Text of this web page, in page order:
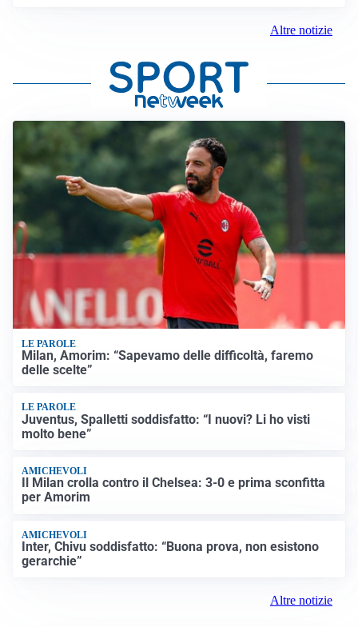
Altre notizie
LE PAROLE
Milan, Amorim: “Sapevamo delle difficoltà, faremo
delle scelte”
LE PAROLE
Juventus, Spalletti soddisfatto: “I nuovi? Li ho visti
molto bene”
AMICHEVOLI
Il Milan crolla contro il Chelsea: 3-0 e prima sconfitta
per Amorim
AMICHEVOLI
Inter, Chivu soddisfatto: “Buona prova, non esistono
gerarchie”
Altre notizie